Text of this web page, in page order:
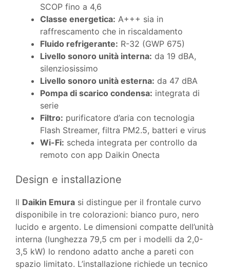
SCOP fino a 4,6
Classe energetica: A+++ sia in
raffrescamento che in riscaldamento
Fluido refrigerante: R-32 (GWP 675)
Livello sonoro unità interna: da 19 dBA,
silenziosissimo
Livello sonoro unità esterna: da 47 dBA
Pompa di scarico condensa: integrata di
serie
Filtro: purificatore d’aria con tecnologia
Flash Streamer, filtra PM2.5, batteri e virus
Wi-Fi: scheda integrata per controllo da
remoto con app Daikin Onecta
Design e installazione
Il Daikin Emura si distingue per il frontale curvo
disponibile in tre colorazioni: bianco puro, nero
lucido e argento. Le dimensioni compatte dell’unità
interna (lunghezza 79,5 cm per i modelli da 2,0-
3,5 kW) lo rendono adatto anche a pareti con
spazio limitato. L’installazione richiede un tecnico